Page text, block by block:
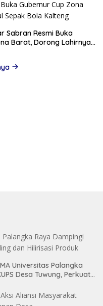
Sabran Resmi Buka
Barat, Dorong Lahirnya
Universitas Palangka
Desa Tuwung, Perkuat